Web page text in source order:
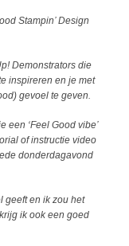
Stampin’ Design
Demonstrators die
inspireren en je met
gevoel te geven.
een ‘Feel Good vibe’
of instructie video
donderdagavond
geeft en ik zou het
ik ook een goed